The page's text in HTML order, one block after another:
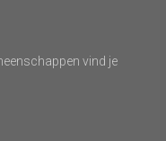
vind je